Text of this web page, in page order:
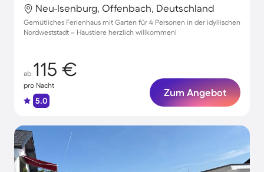
Neu-Isenburg, Offenbach, Deutschland
Gemütliches Ferienhaus mit Garten für 4 Personen in der idyllischen
Nordweststadt – Haustiere herzlich willkommen!
ab 115 €
pro Nacht
5.0
Zum Angebot